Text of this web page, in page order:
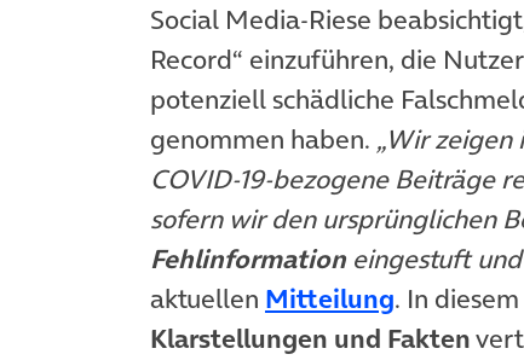
Social Media-Riese
Record“ einzuführen, die
potenziell schädliche
genommen haben. „Wir
COVID-19-bezogene Beiträge
sofern wir den ursprünglichen
Fehlinformation eingestuft
aktuellen Mitteilung(öffnet in
. In
Klarstellungen und Fakten